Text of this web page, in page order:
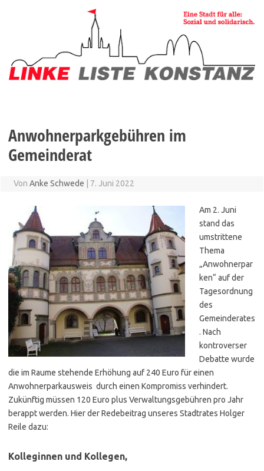
Anwohnerparkgebühren im
Gemeinderat
Von Anke Schwede 7. Juni 2022
Am 2. Juni
stand das
umstrittene
Thema
„Anwohnerpar
ken“ auf der
Tagesordnung
des
Gemeinderates
. Nach
kontroverser
Debatte wurde
die im Raume stehende Erhöhung auf 240 Euro für einen
Anwohnerparkausweis durch einen Kompromiss verhindert.
Zukünftig müssen 120 Euro plus Verwaltungsgebühren pro Jahr
berappt werden. Hier der Redebeitrag unseres Stadtrates Holger
Reile dazu:
Kolleginnen und Kollegen,